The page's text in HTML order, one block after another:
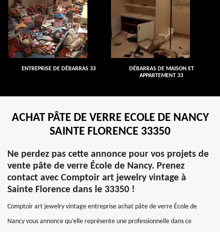
ENTREPRISE DE DÉBARRAS 33
DÉBARRAS DE MAISON ET
APPARTEMENT 33
ACHAT PÂTE DE VERRE ECOLE DE NANCY
SAINTE FLORENCE 33350
Ne perdez pas cette annonce pour vos projets de
vente pâte de verre École de Nancy. Prenez
contact avec Comptoir art jewelry vintage à
Sainte Florence dans le 33350 !
Comptoir art jewelry vintage entreprise achat pâte de verre École de
Nancy vous annonce qu’elle représente une professionnelle dans ce